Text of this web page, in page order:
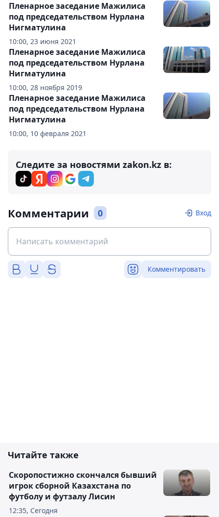
10:00, 23 июня 2021
Пленарное заседание Мажилиса
под председательством Нурлана
Нигматулина
10:00, 28 ноября 2019
Пленарное заседание Мажилиса
под председательством Нурлана
Нигматулина
10:00, 10 февраля 2021
Пленарное заседание Мажилиса
под председательством Нурлана
Нигматулина
Следите за новостями zakon.kz в:
Комментарии 0 Вход
Комментировать
Читайте также
12:35, Сегодня
Скоропостижно скончался бывший
игрок сборной Казахстана по
футболу и футзалу Лисин